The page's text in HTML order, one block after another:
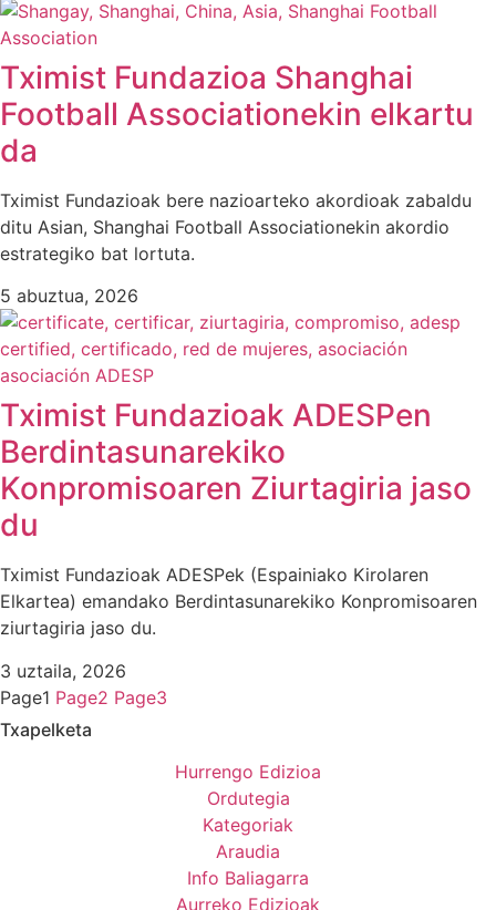
Tximist Fundazioa Shanghai
Football Associationekin elkartu
da
Tximist Fundazioak bere nazioarteko akordioak zabaldu
ditu Asian, Shanghai Football Associationekin akordio
estrategiko bat lortuta.
5 abuztua, 2026
Tximist Fundazioak ADESPen
Berdintasunarekiko
Konpromisoaren Ziurtagiria jaso
du
Tximist Fundazioak ADESPek (Espainiako Kirolaren
Elkartea) emandako Berdintasunarekiko Konpromisoaren
ziurtagiria jaso du.
3 uztaila, 2026
Page1 Page2 Page3
Txapelketa
Hurrengo Edizioa
Ordutegia
Kategoriak
Araudia
Info Baliagarra
Aurreko Edizioak